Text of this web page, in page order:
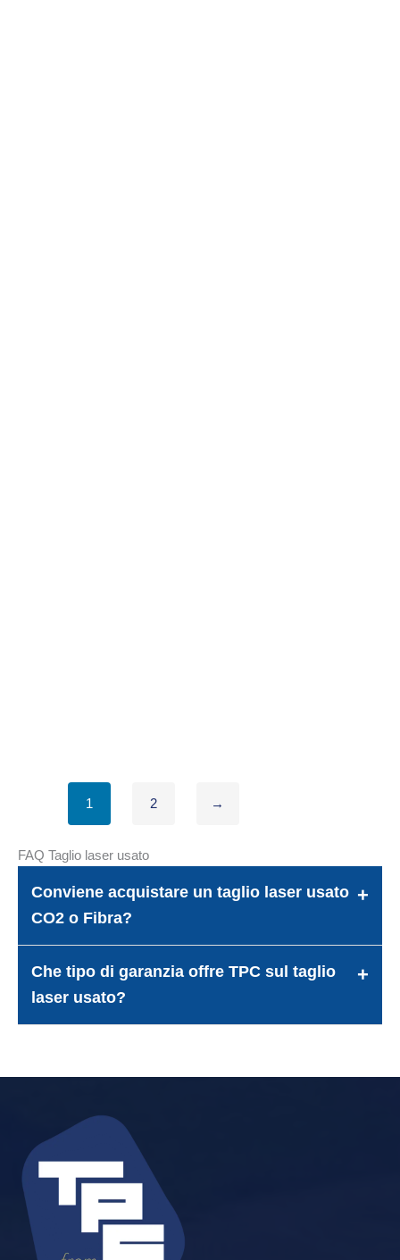
1 2 →
FAQ Taglio laser usato
Conviene acquistare un taglio laser usato
CO2 o Fibra?
Che tipo di garanzia offre TPC sul taglio
laser usato?